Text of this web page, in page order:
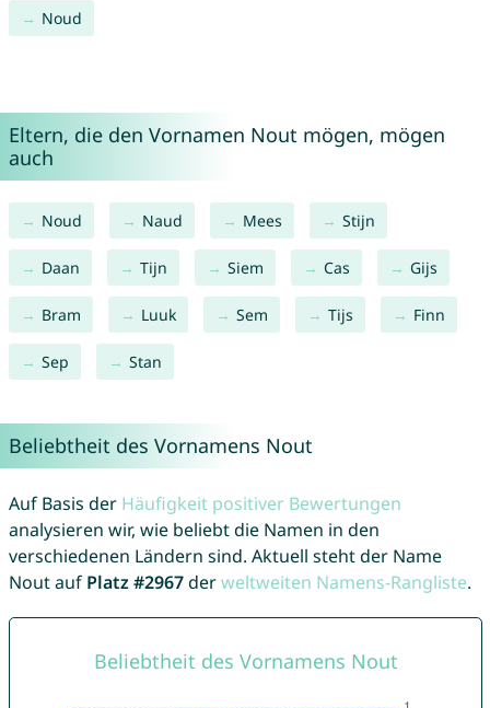
Noud
Eltern, die den Vornamen Nout mögen, mögen
auch
Noud Naud Mees Stijn
Daan Tijn Siem Cas Gijs
Bram Luuk Sem Tijs Finn
Sep Stan
Beliebtheit des Vornamens Nout
Auf Basis der Häufigkeit positiver Bewertungen
analysieren wir, wie beliebt die Namen in den
verschiedenen Ländern sind. Aktuell steht der Name
Nout auf Platz #2967derweltweiten Namens-Rangliste.